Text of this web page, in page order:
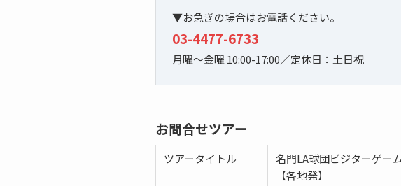
▼お急ぎの場合はお電話ください。
03-4477-6733
月曜～金曜 10:00-17:00／定休日：土日祝
お問合せツアー
ツアータイトル
名門LA球団ビジターゲー
【各地発】